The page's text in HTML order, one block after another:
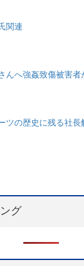
関連
んへ強姦致傷被害者
ツの歴史に残る社長
グ